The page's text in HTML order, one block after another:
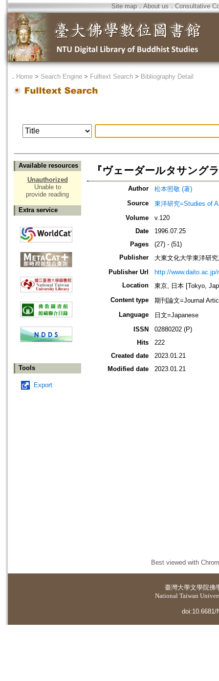
Site map．About us ． Consultative
． Home > Search Engine > Fulltext Search > Bibliography Detail
Available resources
Unauthorized
Unable to
provide reading
Extra service
Tools
Export
『ヴェーダールタサング
Author
松本照敬 (著)
Source
東洋研究=Studies of
Volume
v.120
Date
1996.07.25
Pages
(27) - (51)
Publisher
大東文化大学東洋研
Publisher Url
http://
Location
東京, 日本 [Tokyo,
Content type
期刊論文=Journal
Language
日文=Japanese
ISSN
02880202 (P)
Hits
222
Created date
2023.01.21
Modified date
2023.01.21
Best viewed with
臺灣大學文學院佛
National Taiwan
doi:10.6681/